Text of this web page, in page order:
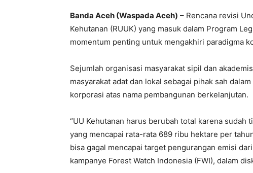
Banda Aceh (Waspada Aceh) – Rencana revisi
Kehutanan (RUUK) yang masuk dalam Program
momentum penting untuk mengakhiri paradigma
Sejumlah organisasi masyarakat sipil dan
masyarakat adat dan lokal sebagai pihak sah
korporasi atas nama pembangunan berkelanjutan.
“UU Kehutanan harus berubah total karena
yang mencapai rata-rata 689 ribu hektare per
bisa gagal mencapai target pengurangan emisi
kampanye Forest Watch Indonesia (FWI), dalam